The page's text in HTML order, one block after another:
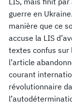
guerre en
manière que ce
accuse la LIS
textes confus sur
l’article
courant
révolutionnaire